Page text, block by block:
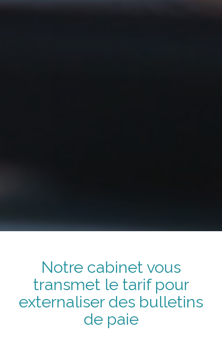
Notre cabinet vous
transmet le tarifpour
externaliser des bulletins
de paie